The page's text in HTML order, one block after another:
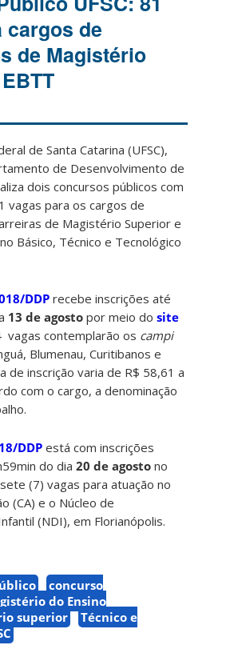
cargos de
de Magistério
de Santa Catarina (UFSC),
de Desenvolvimento de
dois concursos públicos com
vagas para os cargos de
de Magistério Superior e
Básico, Técnico e Tecnológico
DDP recebe inscrições até
13 de agosto por meio dosite
vagas contemplarão os campi
Blumenau, Curitibanos e
de inscrição varia de R$ 58,61 a
com o cargo, a denominação
DDP está com inscrições
do dia20 de agosto no
(7) vagas para atuação no
(CA) e o Núcleo de
(NDI), em Florianópolis.
concurso
do Ensino
superior
Técnico e